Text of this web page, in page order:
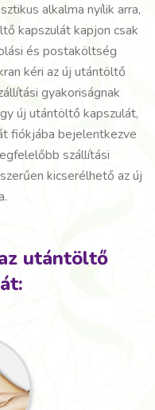
alkalma nyílik arra,
kapszulát kapjon csak
és postaköltség
kéri az új utántöltő
gyakoriságnak
új utántöltő kapszulát,
fiókjába bejelentkezve
szállítási
kicserélhető az új
utántöltő